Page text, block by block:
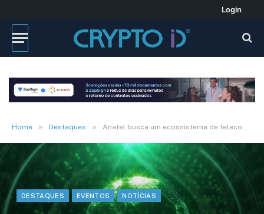
Login
Home » Destaques » Anatel busca um ecossistema de telecomunicações sustentável para atender à toda sociedade
DESTAQUES EVENTOS NOTÍCIAS